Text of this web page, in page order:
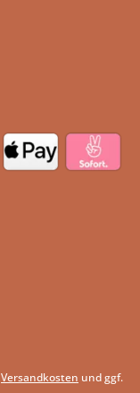
Versandkosten und ggf.